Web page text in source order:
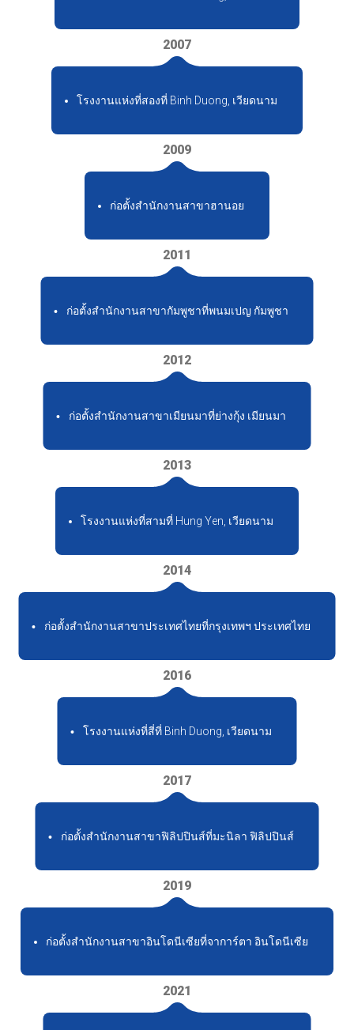
2007
โรงงานแห่งที่สองที่ Binh Duong, เวียดนาม
2009
ก่อตั้งสำนักงานสาขาฮานอย
2011
ก่อตั้งสำนักงานสาขากัมพูชาที่พนมเปญ กัมพูชา
2012
ก่อตั้งสำนักงานสาขาเมียนมาที่ย่างกุ้ง เมียนมา
2013
โรงงานแห่งที่สามที่ Hung Yen, เวียดนาม
2014
ก่อตั้งสำนักงานสาขาประเทศไทยที่กรุงเทพฯ ประเทศไทย
2016
โรงงานแห่งที่สี่ที่ Binh Duong, เวียดนาม
2017
ก่อตั้งสำนักงานสาขาฟิลิปปินส์ที่มะนิลา ฟิลิปปินส์
2019
ก่อตั้งสำนักงานสาขาอินโดนีเซียที่จาการ์ตา อินโดนีเซีย
2021